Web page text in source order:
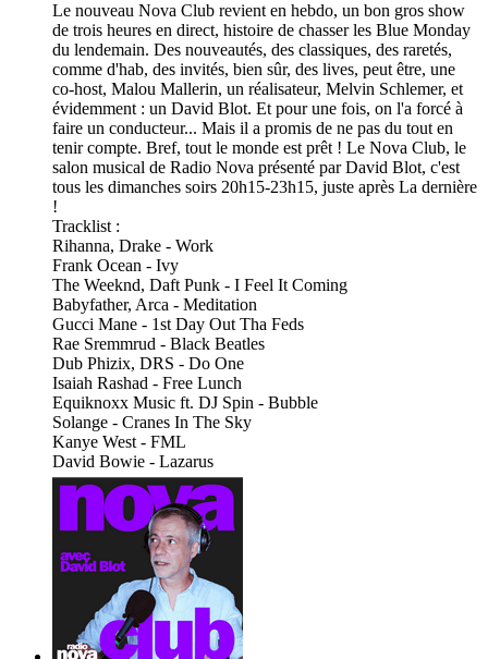
Le nouveau Nova Club revient en hebdo, un bon gros show
de trois heures en direct, histoire de chasser les Blue Monday
du lendemain. Des nouveautés, des classiques, des raretés,
comme d'hab, des invités, bien sûr, des lives, peut être, une
co-host, Malou Mallerin, un réalisateur, Melvin Schlemer, et
évidemment : un David Blot. Et pour une fois, on l'a forcé à
faire un conducteur... Mais il a promis de ne pas du tout en
tenir compte. Bref, tout le monde est prêt ! Le Nova Club, le
salon musical de Radio Nova présenté par David Blot, c'est
tous les dimanches soirs 20h15-23h15, juste après La dernière
!
Tracklist :
Rihanna, Drake - Work
Frank Ocean - Ivy
The Weeknd, Daft Punk - I Feel It Coming
Babyfather, Arca - Meditation
Gucci Mane - 1st Day Out Tha Feds
Rae Sremmrud - Black Beatles
Dub Phizix, DRS - Do One
Isaiah Rashad - Free Lunch
Equiknoxx Music ft. DJ Spin - Bubble
Solange - Cranes In The Sky
Kanye West - FML
David Bowie - Lazarus